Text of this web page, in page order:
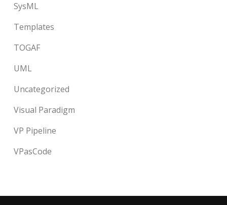
SysML
Templates
TOGAF
UML
Uncategorized
Visual Paradigm
VP Pipeline
VPasCode